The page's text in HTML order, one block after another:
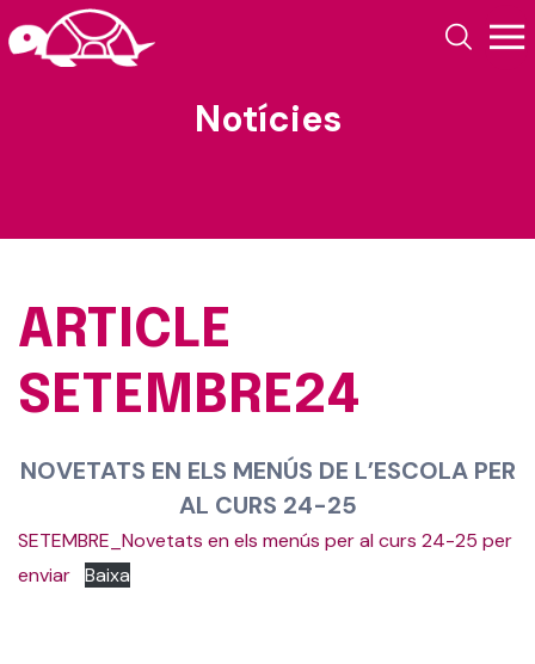
Notícies
ARTICLE
SETEMBRE24
NOVETATS EN ELS MENÚS DE L’ESCOLA PER
AL CURS 24-25
SETEMBRE_Novetats en els menús per al curs 24-25 per
enviar Baixa